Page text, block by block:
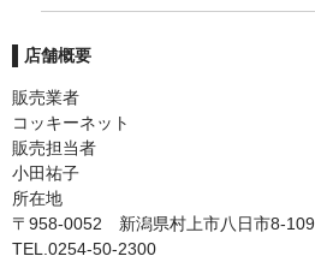
店舗概要
販売業者
コッキーネット
販売担当者
小田祐子
所在地
〒958-0052 新潟県村上市八日市8-109
TEL.0254-50-2300